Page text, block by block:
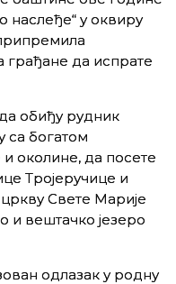
у оквиру
грађане да испрате
обиђу рудник
са богатом
околине, да посете
Тројеручице и
Свете Марије
и вештачко језеро
одлазак у родну